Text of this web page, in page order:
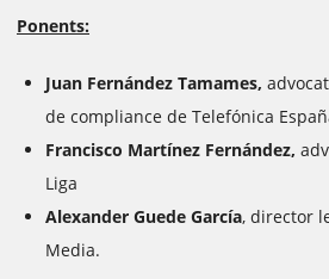
Ponents:
Juan Fernández Tamames,
de compliance de Telefónica
Francisco Martínez Fernández,
Liga
Alexander Guede García, director
Media.